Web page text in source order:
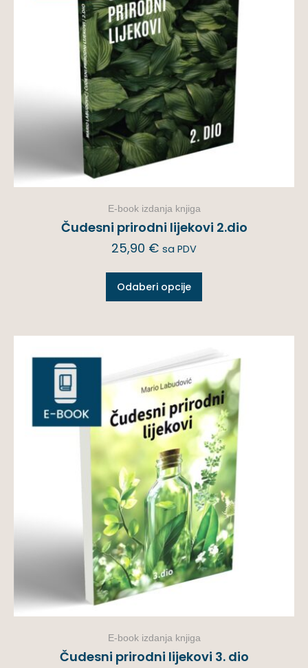
E-book izdanja knjiga
Čudesni prirodni lijekovi 2.dio
25,90 € sa PDV
Odaberi opcije
E-book izdanja knjiga
Čudesni prirodni lijekovi 3. dio